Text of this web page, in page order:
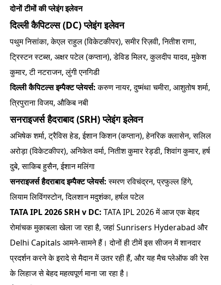
दोनों टीमों की प्लेइंग इलेवन
दिल्ली कैपिटल्स (DC) प्लेइंग इलेवन
पथुम निसांका, केएल राहुल (विकेटकीपर), समीर रिज़वी, नितीश राणा,
ट्रिस्टन स्टब्स, अक्षर पटेल (कप्तान), डेविड मिलर, कुलदीप यादव, मुकेश
कुमार, टी नटराजन, लुंगी एनगिडी
दिल्ली कैपिटल्स इम्पैक्ट प्लेयर्स:करुण नायर, दुष्मंथा चमीरा, आशुतोष शर्मा,
त्रिपुराना विजय, औकिब नबी
सनराइजर्स हैदराबाद (SRH) प्लेइंग इलेवन
अभिषेक शर्मा, ट्रैविस हेड, ईशान किशन (कप्तान), हेनरिक क्लासेन, सलिल
अरोड़ा (विकेटकीपर), अनिकेत वर्मा, नितीश कुमार रेड्डी, शिवांग कुमार, हर्ष
दुबे, साकिब हुसैन, ईशान मलिंगा
सनराइजर्स हैदराबाद इम्पैक्ट प्लेयर्स:स्मरण रविचंद्रन, प्रफुल्ल हिंगे,
लियाम लिविंगस्टोन, दिलशान मदुशंका, हर्षल पटेल
TATA IPL 2026 SRH v DC: TATA IPL 2026 में आज एक बेहद
रोमांचक मुकाबला खेला जा रहा है, जहां Sunrisers Hyderabad और
Delhi Capitals आमने-सामने हैं। दोनों ही टीमें इस सीजन में शानदार
प्रदर्शन करने के इरादे से मैदान में उतर रही हैं, और यह मैच प्लेऑफ की रेस
के लिहाज से बेहद महत्वपूर्ण माना जा रहा है।